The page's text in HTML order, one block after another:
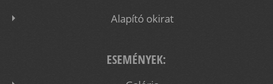
Alapító okirat
ESEMÉNYEK: